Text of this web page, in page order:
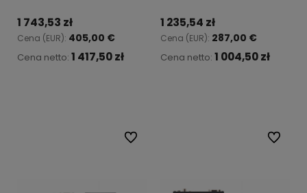
1 743,53 zł
Cena (EUR): 405,00 €
Cena netto: 1 417,50 zł
1 235,54 zł
Cena (EUR): 287,00 €
Cena netto: 1 004,50 zł
Do ulubionych Do